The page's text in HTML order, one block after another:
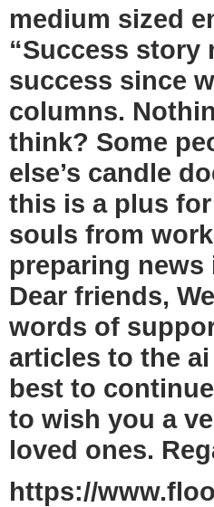
medium sized
“Success story
success since
columns.
think? Some
else’s candle
this is a plus
souls from
preparing
Dear friends,
words of
articles to the
best to
to wish you a
loved ones.
https://